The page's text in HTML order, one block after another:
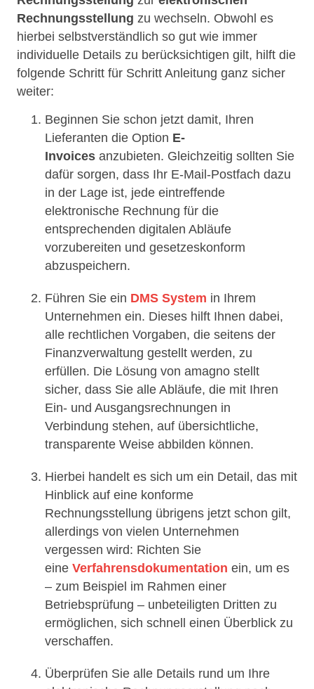
Rechnungsstellung zu wechseln. Obwohl es
hierbei selbstverständlich so gut wie immer
individuelle Details zu berücksichtigen gilt, hilft die
folgende Schritt für Schritt Anleitung ganz sicher
weiter:
Beginnen Sie schon jetzt damit, Ihren
Lieferanten die Option E-
Invoices anzubieten. Gleichzeitig sollten Sie
dafür sorgen, dass Ihr E-Mail-Postfach dazu
in der Lage ist, jede eintreffende
elektronische Rechnung für die
entsprechenden digitalen Abläufe
vorzubereiten und gesetzeskonform
abzuspeichern.
Führen Sie ein DMS System in Ihrem
Unternehmen ein. Dieses hilft Ihnen dabei,
alle rechtlichen Vorgaben, die seitens der
Finanzverwaltung gestellt werden, zu
erfüllen. Die Lösung von amagno stellt
sicher, dass Sie alle Abläufe, die mit Ihren
Ein- und Ausgangsrechnungen in
Verbindung stehen, auf übersichtliche,
transparente Weise abbilden können.
Hierbei handelt es sich um ein Detail, das mit
Hinblick auf eine konforme
Rechnungsstellung übrigens jetzt schon gilt,
allerdings von vielen Unternehmen
vergessen wird: Richten Sie
eine Verfahrensdokumentation ein, um es
– zum Beispiel im Rahmen einer
Betriebsprüfung – unbeteiligten Dritten zu
ermöglichen, sich schnell einen Überblick zu
verschaffen.
Überprüfen Sie alle Details rund um Ihre